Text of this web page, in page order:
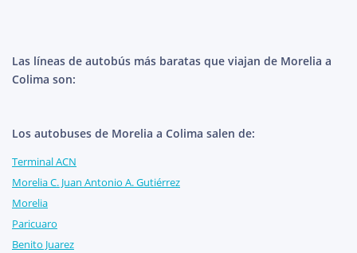
Las líneas de autobús más baratas que viajan de Morelia a
Colima son:
Los autobuses de Morelia a Colima salen de:
Terminal ACN
Morelia C. Juan Antonio A. Gutiérrez
Morelia
Paricuaro
Benito Juarez